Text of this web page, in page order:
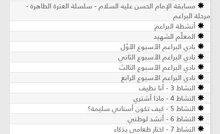
مسابقة الإمام الحسن عليه السلام - سلسلة العترة الطاهرة -
مرحلة البراعم
أنشطة البراعم
المعلّم الشهيد
نادي البراعم الأسبوع الأوّل
نادي البراعم الأسبوع الثاني
نادي البراعم الأسبوع الثالث
نادي البراعم الأسبوع الرابع
النشاط 3 - أنا نظيف
النشاط 4 - ماذا أشتري
النشاط 5 - كيف تكون أسناني سليمة؟
النشاط 6 - أنشد لوطني
النشاط 7 - اختار طعامي بذكاء